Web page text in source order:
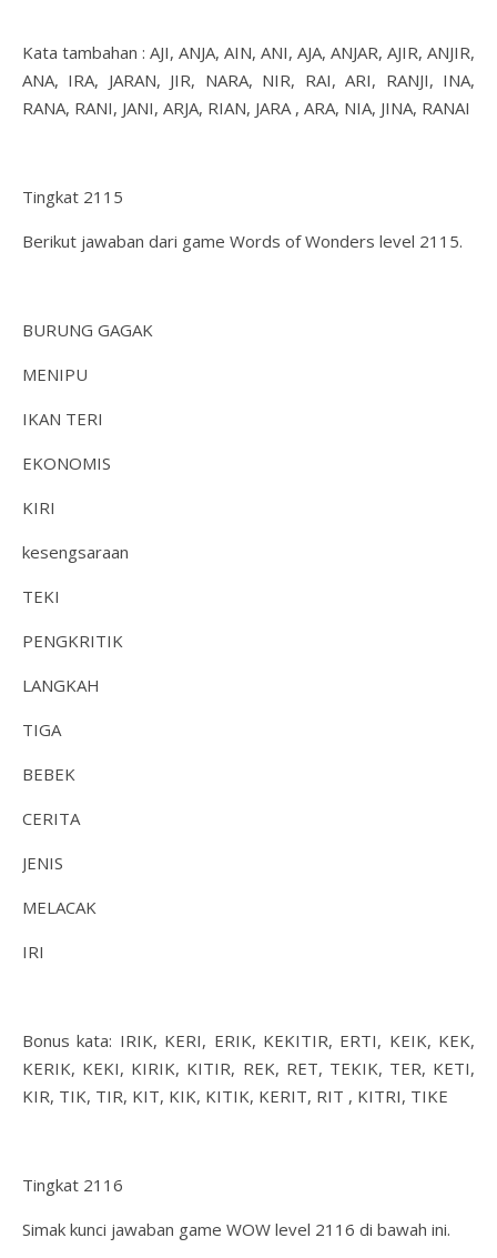
Kata tambahan : AJI, ANJA, AIN, ANI, AJA, ANJAR, AJIR, ANJIR,
ANA, IRA, JARAN, JIR, NARA, NIR, RAI, ARI, RANJI, INA,
RANA, RANI, JANI, ARJA, RIAN, JARA , ARA, NIA, JINA, RANAI
Tingkat 2115
Berikut jawaban dari game Words of Wonders level 2115.
BURUNG GAGAK
MENIPU
IKAN TERI
EKONOMIS
KIRI
kesengsaraan
TEKI
PENGKRITIK
LANGKAH
TIGA
BEBEK
CERITA
JENIS
MELACAK
IRI
Bonus kata: IRIK, KERI, ERIK, KEKITIR, ERTI, KEIK, KEK,
KERIK, KEKI, KIRIK, KITIR, REK, RET, TEKIK, TER, KETI,
KIR, TIK, TIR, KIT, KIK, KITIK, KERIT, RIT , KITRI, TIKE
Tingkat 2116
Simak kunci jawaban game WOW level 2116 di bawah ini.